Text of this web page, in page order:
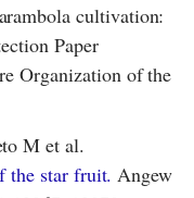
cultivation:
Paper
Organization of the
M et al.
the star fruit. Angew